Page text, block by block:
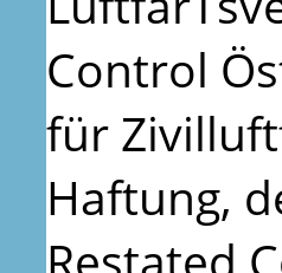
Control
für
Haftung,